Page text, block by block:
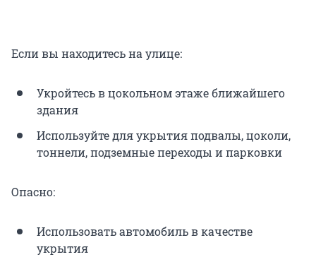
Если вы находитесь на улице:
Укройтесь в цокольном этаже ближайшего
здания
Используйте для укрытия подвалы, цоколи,
тоннели, подземные переходы и парковки
Опасно:
Использовать автомобиль в качестве
укрытия